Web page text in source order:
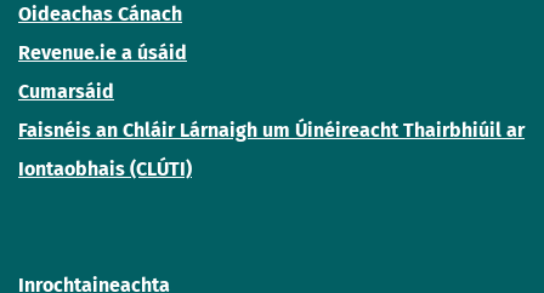
Oideachas Cánach
Revenue.ie a úsáid
Cumarsáid
Faisnéis an Chláir Lárnaigh um Úinéireacht Thairbhiúil ar
Iontaobhais (CLÚTI)
Inrochtaineachta